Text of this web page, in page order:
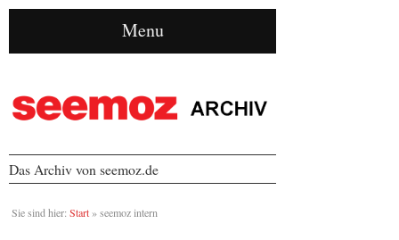
Menu
Das Archiv von seemoz.de
Sie sind hier: Start » seemoz intern